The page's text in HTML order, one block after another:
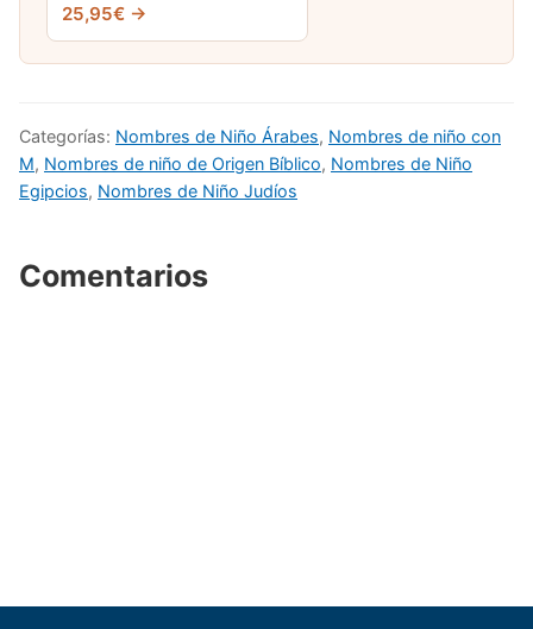
25,95€ →
Categorías: Nombres de Niño Árabes, Nombres de niño con
M, Nombres de niño de Origen Bíblico, Nombres de Niño
Egipcios, Nombres de Niño Judíos
Comentarios